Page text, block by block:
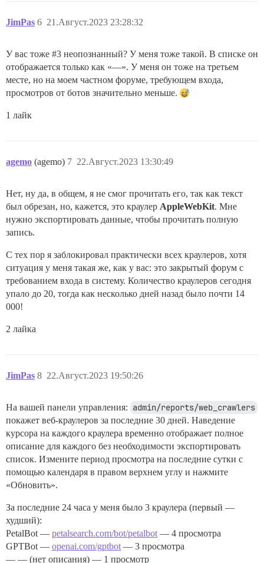
JimPas 21.Август.2023 23:28:32
6
У вас тоже #3 неопознанный? У меня тоже такой. В списке он
отображается только как «—». У меня он тоже на третьем
месте, но на моем частном форуме, требующем входа,
просмотров от ботов значительно меньше.
1 лайк
agemo (agemo) 22.Август.2023 13:30:49
7
Нет, ну да, в общем, я не смог прочитать его, так как текст
был обрезан, но, кажется, это краулер AppleWebKit. Мне
нужно экспортировать данные, чтобы прочитать полную
запись.
С тех пор я заблокировал практически всех краулеров, хотя
ситуация у меня такая же, как у вас: это закрытый форум с
требованием входа в систему. Количество краулеров сегодня
упало до 20, тогда как несколько дней назад было почти 14
000!
2 лайка
JimPas 22.Август.2023 19:50:26
8
На вашей панели управления: admin/reports/web_crawlers
покажет веб-краулеров за последние 30 дней. Наведение
курсора на каждого краулера временно отображает полное
описание для каждого без необходимости экспортировать
список. Измените период просмотра на последние сутки с
помощью календаря в правом верхнем углу и нажмите
«Обновить».
За последние 24 часа у меня было 3 краулера (первый —
худший):
PetalBot — petalsearch.com/bot/petalbot — 4 просмотра
GPTBot — openai.com/gptbot — 3 просмотра
— — (нет описания) — 1 просмотр